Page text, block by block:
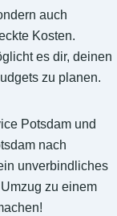
auch
Kosten.
es dir, deinen
zu planen.
Potsdam und
nach
unverbindliches
zu einem